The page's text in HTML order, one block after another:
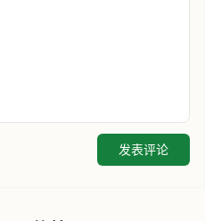
发表评论